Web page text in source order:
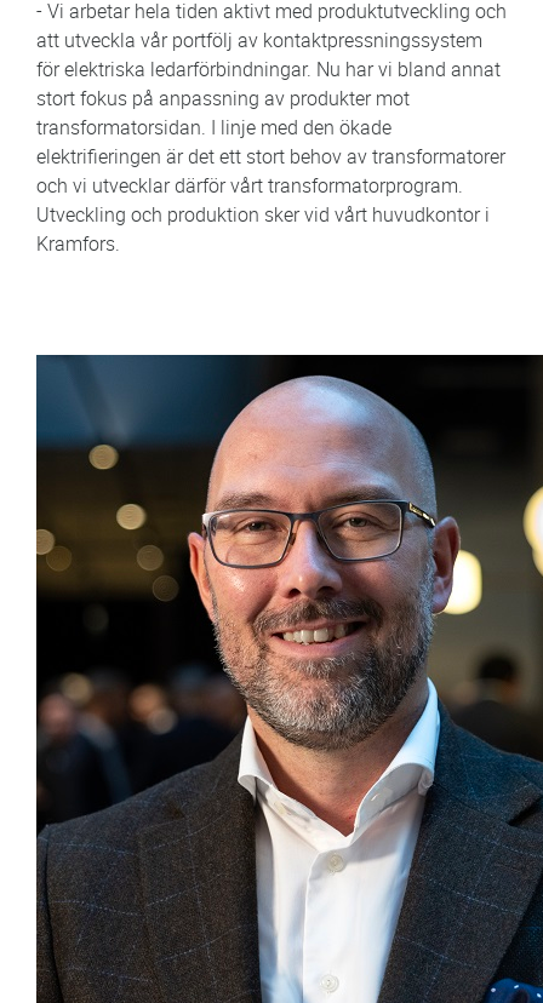
- Vi arbetar hela tiden aktivt med produktutveckling och
att utveckla vår portfölj av kontaktpressningssystem
för elektriska ledarförbindningar. Nu har vi bland annat
stort fokus på anpassning av produkter mot
transformatorsidan. I linje med den ökade
elektrifieringen är det ett stort behov av transformatorer
och vi utvecklar därför vårt transformatorprogram.
Utveckling och produktion sker vid vårt huvudkontor i
Kramfors.